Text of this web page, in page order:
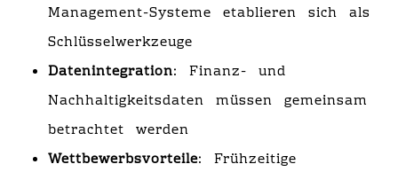
Management-Systeme etablieren sich als
Schlüsselwerkzeuge
Datenintegration: Finanz- und
Nachhaltigkeitsdaten müssen gemeinsam
betrachtet werden
Wettbewerbsvorteile: Frühzeitige